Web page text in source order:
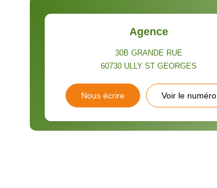
Agence
30B GRANDE RUE
60730 ULLY ST GEORGES
Nous écrire Voir le numéro